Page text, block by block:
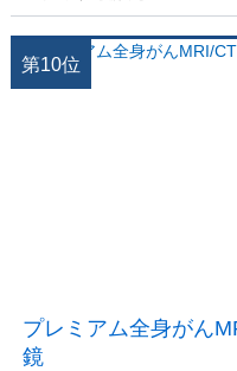
第10位
プレミアム全身がん
鏡